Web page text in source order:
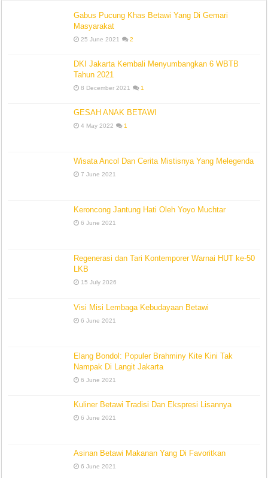
Gabus Pucung Khas Betawi Yang Di Gemari
Masyarakat
25 June 2021 2
DKI Jakarta Kembali Menyumbangkan 6 WBTB
Tahun 2021
8 December 2021 1
GESAH ANAK BETAWI
4 May 2022 1
Wisata Ancol Dan Cerita Mistisnya Yang Melegenda
7 June 2021
Keroncong Jantung Hati Oleh Yoyo Muchtar
6 June 2021
Regenerasi dan Tari Kontemporer Warnai HUT ke-50
LKB
15 July 2026
Visi Misi Lembaga Kebudayaan Betawi
6 June 2021
Elang Bondol: Populer Brahminy Kite Kini Tak
Nampak Di Langit Jakarta
6 June 2021
Kuliner Betawi Tradisi Dan Ekspresi Lisannya
6 June 2021
Asinan Betawi Makanan Yang Di Favoritkan
6 June 2021